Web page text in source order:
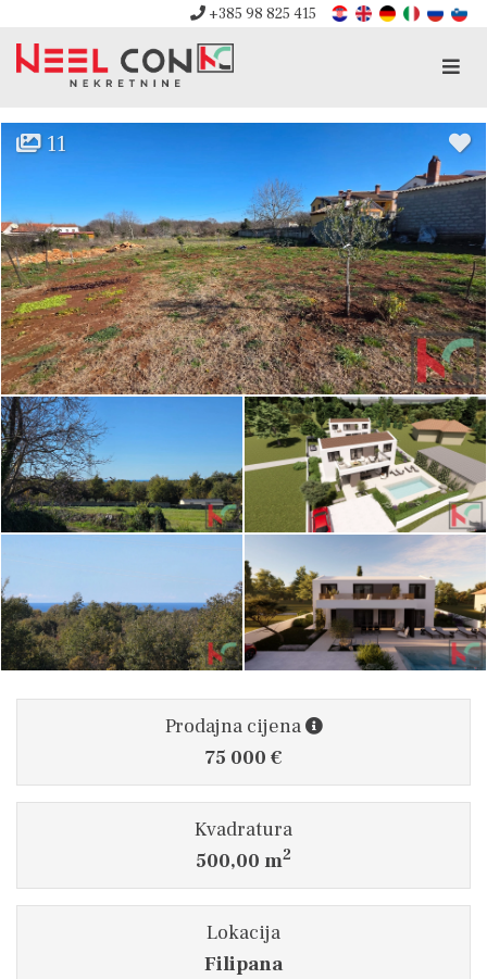
+385 98 825 415
11
Prodajna cijena
75 000 €
Kvadratura
500,00 m2
Lokacija
Filipana